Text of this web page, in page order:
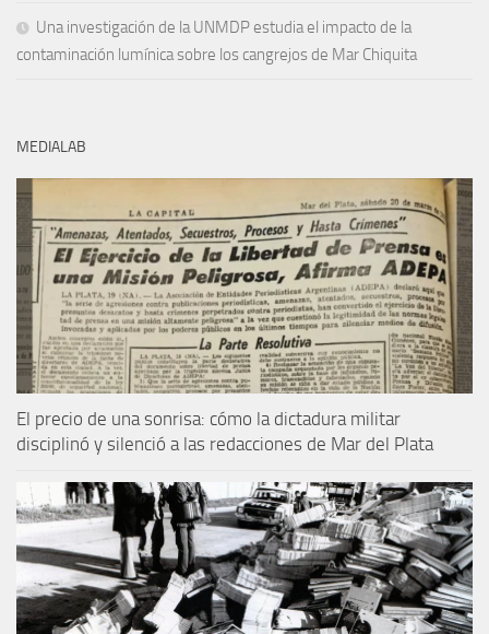
Una investigación de la UNMDP estudia el impacto de la
contaminación lumínica sobre los cangrejos de Mar Chiquita
MEDIALAB
El precio de una sonrisa: cómo la dictadura militar
disciplinó y silenció a las redacciones de Mar del Plata